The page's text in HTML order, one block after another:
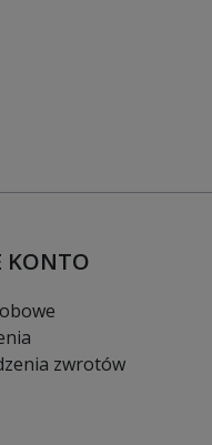
KONTO
zwrotów